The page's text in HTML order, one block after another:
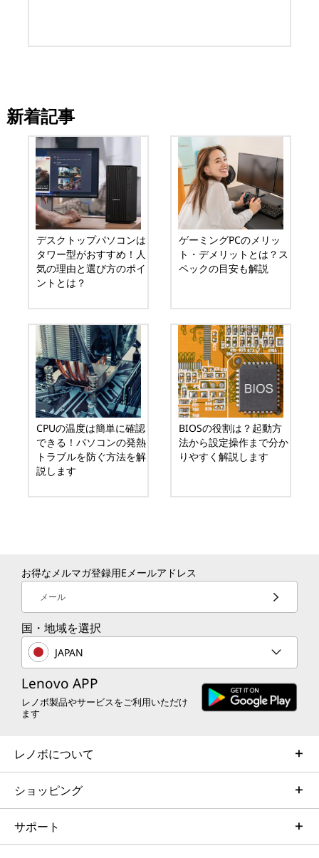
新着記事
デスクトップパソコンは
タワー型がおすすめ！人
気の理由と選び方のポイ
ントとは？
ゲーミングPCのメリッ
ト・デメリットとは？ス
ペックの目安も解説
CPUの温度は簡単に確認
できる！パソコンの発熱
トラブルを防ぐ方法を解
説します
BIOSの役割は？起動方
法から設定操作まで分か
りやすく解説します
お得なメルマガ登録用Eメールアドレス
メール
国・地域を選択
JAPAN
Lenovo APP
レノボ製品やサービスをご利用いただけ
ます
レノボについて
ショッピング
サポート